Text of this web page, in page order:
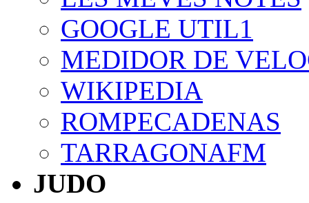
GOOGLE UTIL1
MEDIDOR DE
WIKIPEDIA
ROMPECADENAS
TARRAGONAFM
JUDO